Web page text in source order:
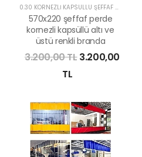
0.30 KORNEZLİ KAPSÜLLÜ ŞEFFAF PERDE
570x220 şeffaf perde
kornezli kapsüllü altı ve
üstü renkli branda
3.200,00 TL3.200,00
TL